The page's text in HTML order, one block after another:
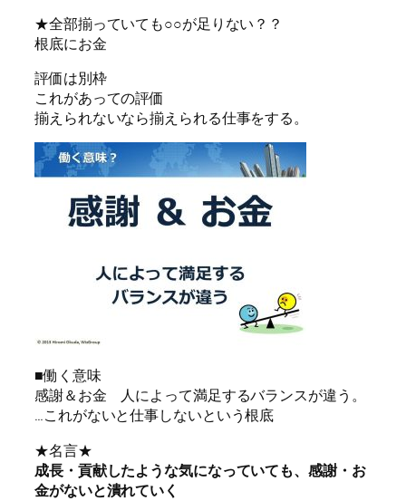
★全部揃っていても○○が足りない？？
根底にお金
評価は別枠
これがあっての評価
揃えられないなら揃えられる仕事をする。
■働く意味
感謝＆お金 人によって満足するバランスが違う。
…これがないと仕事しないという根底
★名言★
成長・貢献したような気になっていても、感謝・お
金がないと潰れていく